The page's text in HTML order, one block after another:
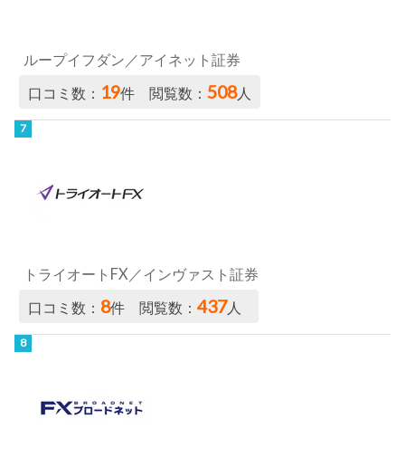
ループイフダン／アイネット証券
口コミ数： 19件 閲覧数：508人
トライオートFX／インヴァスト証券
口コミ数： 8件 閲覧数：437人